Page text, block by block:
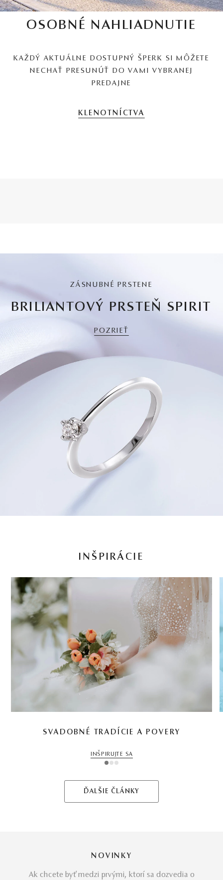
OSOBNÉ NAHLIADNUTIE
KAŽDÝ AKTUÁLNE DOSTUPNÝ ŠPERK SI MÔŽETE
NECHAŤ PRESUNÚŤ DO VAMI VYBRANEJ
PREDAJNE
KLENOTNÍCTVA
ZÁSNUBNÉ PRSTENE
BRILIANTOVÝ PRSTEŇ SPIRIT
POZRIEŤ
INŠPIRÁCIE
SVADOBNÉ TRADÍCIE A POVERY
INŠPIRUJTE SA
1 2 3
ĎALŠIE ČLÁNKY
NOVINKY
Ak chcete byť medzi prvými, ktorí sa dozvedia o